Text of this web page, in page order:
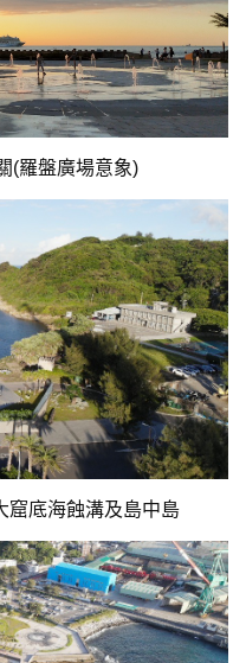
(羅盤廣場意象)
窟底海蝕溝及島中島